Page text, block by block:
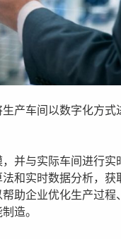
产车间以数字化方式
并与实际车间进行实
和实时数据分析，获
助企业优化生产过程
造。